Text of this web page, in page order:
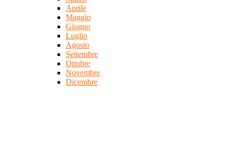
Aprile
Maggio
Giugno
Luglio
Agosto
Settembre
Ottobre
Novembre
Dicembre